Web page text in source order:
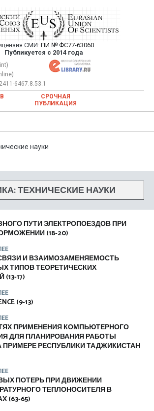
Союз Ученых —
научных статей в
научном журнале
СМИ: ПИ № ФС77-63060
Публикуется с 2014 года
Ученых — публикация научных статей в
научном журнале
6467.8.53.1
СРОЧНАЯ
ПУБЛИКАЦИЯ
науки
ТЕХНИЧЕСКИЕ НАУКИ
ПУТИ ЭЛЕКТРОПОЕЗДОВ ПРИ
(18-20)
И ВЗАИМОЗАМЕНЯЕМОСТЬ
ТИПОВ ТЕОРЕТИЧЕСКИХ
17)
(9-13)
ПРИМЕНЕНИЯ КОМПЬЮТЕРНОГО
ДЛЯ ПЛАНИРОВАНИЯ РАБОТЫ
ПРИМЕРЕ РЕСПУБЛИКИ ТАДЖИКИСТАН
ПОТЕРЬ ПРИ ДВИЖЕНИИ
ТЕПЛОНОСИТЕЛЯ В
(63-65)